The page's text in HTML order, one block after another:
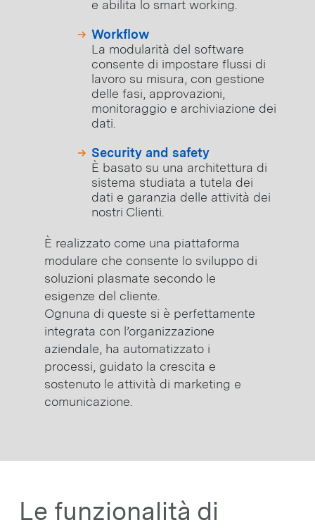
e abilita lo smart working.
Workflow
La modularità del software
consente di impostare flussi di
lavoro su misura, con gestione
delle fasi, approvazioni,
monitoraggio e archiviazione dei
dati.
Security and safety
È basato su una architettura di
sistema studiata a tutela dei
dati e garanzia delle attività dei
nostri Clienti.
È realizzato come una piattaforma
modulare che consente lo sviluppo di
soluzioni plasmate secondo le
esigenze del cliente.
Ognuna di queste si è perfettamente
integrata con l’organizzazione
aziendale, ha automatizzato i
processi, guidato la crescita e
sostenuto le attività di marketing e
comunicazione.
Le funzionalità di